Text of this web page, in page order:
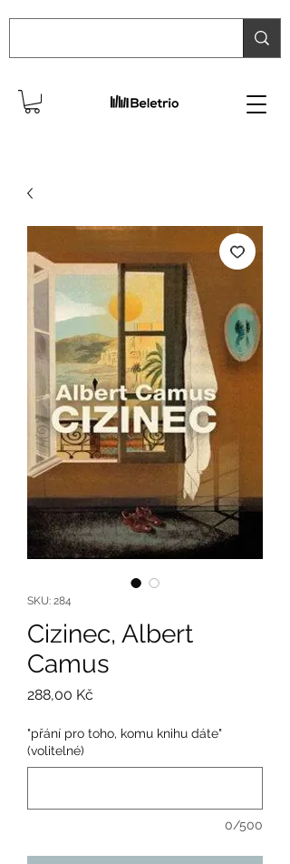
SKU: 284
Cizinec, Albert
Camus
288,00 Kč
"přání pro toho, komu knihu dáte"
(volitelné)
0/500